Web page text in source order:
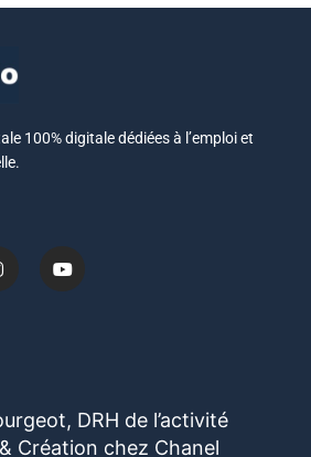
100% digitale dédiées à l’emploi et
DRH de l’activité
Création chez Chanel